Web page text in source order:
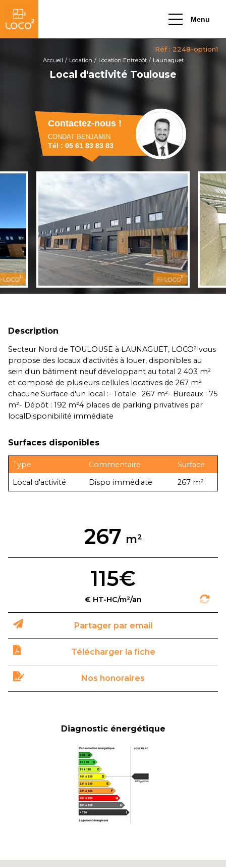
Menu
Local d'activité Toulouse
Accueil Location Location Entrepôt Launaguet
Contactez-nous !
CONDAT BENJAMIN
Tél : 05 61 83 83 83
267
115€
Partager par email
Télécharger la fiche
Nos honoraires
Description
Secteur Nord de TOULOUSE à LAUNAGUET, LOCO² vous
propose des locaux d'activités à louer, disponibles au
sein d'un bâtiment neuf développant au total 2 403 m²
et composé de plusieurs cellules locatives de 267 m²
chacune.Surface d'un local :- Totale : 267 m²- Bureaux : 75
m²- Dépôt : 192 m²4 places de parking privatives par
localDisponibilité immédiate
Surfaces disponibles
Type Commentaire
Surface
Local d'activité
Dispo immédiate 267 m²
Diagnostic énergétique